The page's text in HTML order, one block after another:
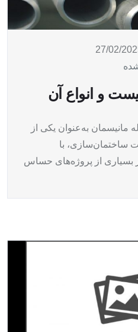
27/02/
و انواع آن
9 دقیقه لوله مانیسمان به‌عنوان یکی از
ساختمان‌سازی، با
بسیاری از پروژه‌های حساس